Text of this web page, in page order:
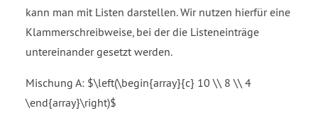
kann man mit Listen darstellen. Wir nutzen hierfür eine
Klammerschreibweise, bei der die Listeneinträge
untereinander gesetzt werden.
Mischung A: $\left(\begin{array}{c} 10 \\ 8 \\ 4
\end{array}\right)$